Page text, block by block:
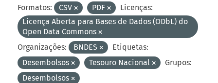
Formatos: CSV PDF
Licenças:
Licença Aberta para Bases de Dados (ODbL) do
Open Data Commons
Organizações:
BNDES
Etiquetas:
Desembolsos
Tesouro Nacional
Grupos:
Desembolsos